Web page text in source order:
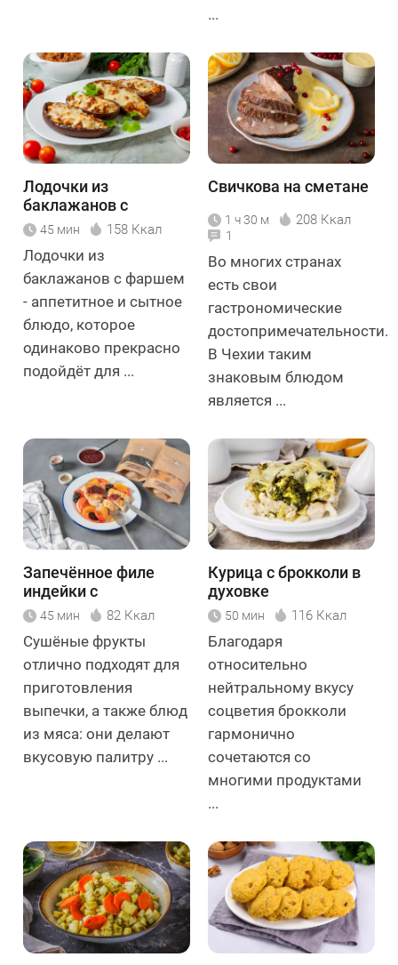
...
Лодочки из
баклажанов с
фаршем
45 мин 158 Ккал
Лодочки из
баклажанов с фаршем
- аппетитное и сытное
блюдо, которое
одинаково прекрасно
подойдёт для ...
Свичкова на сметане
1 ч 30 м 208 Ккал
1
Во многих странах
есть свои
гастрономические
достопримечательности.
В Чехии таким
знаковым блюдом
является ...
Запечённое филе
индейки с
сухофруктами
45 мин 82 Ккал
Сушёные фрукты
отлично подходят для
приготовления
выпечки, а также блюд
из мяса: они делают
вкусовую палитру ...
Курица с брокколи в
духовке
50 мин 116 Ккал
Благодаря
относительно
нейтральному вкусу
соцветия брокколи
гармонично
сочетаются со
многими продуктами
...